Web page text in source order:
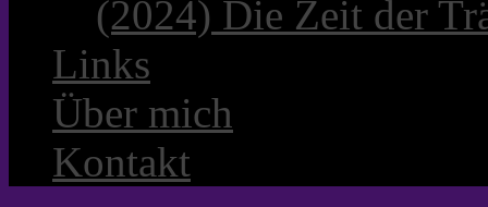
(2024) Die Zeit der
Links
Über mich
Kontakt